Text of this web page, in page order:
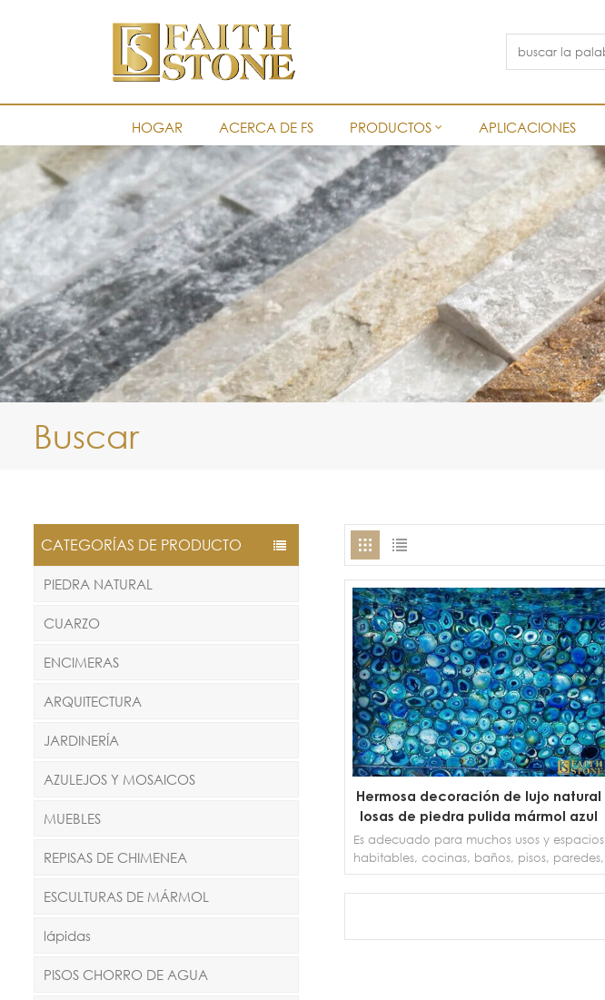
HOGAR ACERCA DE FS PRODUCTOS APLICACIONES
Buscar
CATEGORÍAS DE PRODUCTO
PIEDRA NATURAL
CUARZO
ENCIMERAS
ARQUITECTURA
JARDINERÍA
AZULEJOS Y MOSAICOS
MUEBLES
REPISAS DE CHIMENEA
ESCULTURAS DE MÁRMOL
lápidas
PISOS CHORRO DE AGUA
Hermosa decoración de lujo natural
losas de piedra pulida mármol azul
ágata de ónix
Es adecuado para muchos usos y espacios
habitables, cocinas, baños, pisos, paredes,
losas de mármol... Este mármol de piedra
natural ilustra el romance clásico,
MÁS DETALLES